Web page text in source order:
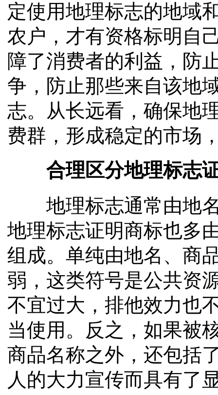
定使用地理标志的地域
农户，才有资格标明自
障了消费者的利益，防
争，防止那些来自该地
志。从长远看，确保地
费群，形成稳定的市场
合理区分地理标志证
地理标志通常由地名
地理标志证明商标也多
组成。单纯由地名、商
弱，这类符号是公共资
不宜过大，排他效力也
当使用。反之，如果被
商品名称之外，还包括
人的大力宣传而具有了